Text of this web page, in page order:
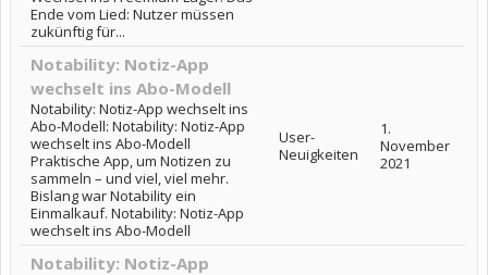
Ende vom Lied: Nutzer müssen
zukünftig für...
Notability: Notiz-App
wechselt ins Abo-Modell
Notability: Notiz-App wechselt ins
Abo-Modell: Notability: Notiz-App
wechselt ins Abo-Modell
Praktische App, um Notizen zu
sammeln – und viel, viel mehr.
Bislang war Notability ein
Einmalkauf. Notability: Notiz-App
wechselt ins Abo-Modell
User-
Neuigkeiten
1.
November
2021
Notability: Notiz-App